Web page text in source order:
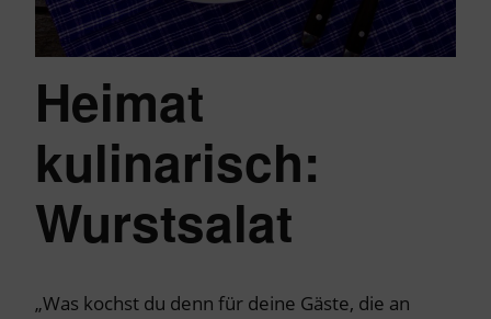
Heimat
kulinarisch:
Wurstsalat
„Was kochst du denn für deine Gäste, die an